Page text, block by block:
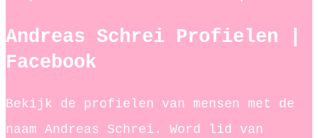
Andreas Schrei Profielen |
Facebook
Bekijk de profielen van mensen met de
naam Andreas Schrei. Word lid van